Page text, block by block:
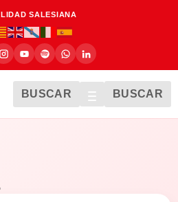
SALESIANA
BUSCAR BUSCAR